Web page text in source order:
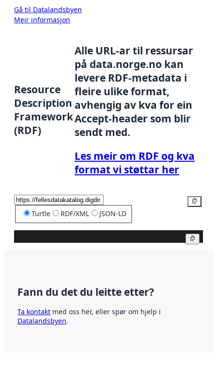
Gå til Datalandsbyen
Meir informasjon
Resource
Description
Framework
(RDF)
Alle URL-ar til ressursar
på data.norge.no kan
levere RDF-metadata i
fleire ulike format,
avhengig av kva for ein
Accept-header som blir
sendt med.
Les meir om RDF og kva
format vi støttar her
Turtle RDF/XML JSON-LD
Fann du det du leitte etter?
Ta kontakt med oss her, eller spør om hjelp i
Datalandsbyen.